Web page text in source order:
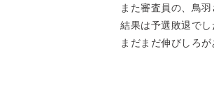
また審査員の、鳥
結果は予選敗退でし
まだまだ伸びしろ